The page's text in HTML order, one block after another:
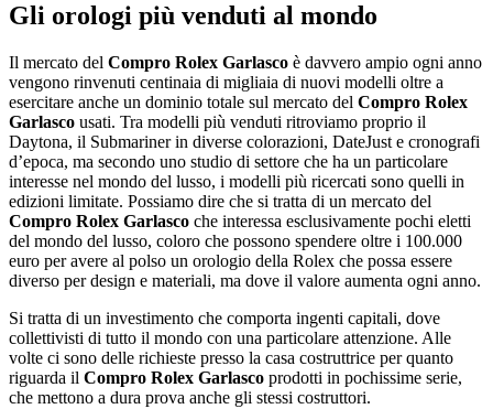
Gli orologi più venduti al mondo
Il mercato del Compro Rolex Garlasco è davvero ampio ogni anno
vengono rinvenuti centinaia di migliaia di nuovi modelli oltre a
esercitare anche un dominio totale sul mercato del Compro Rolex
Garlasco usati. Tra modelli più venduti ritroviamo proprio il
Daytona, il Submariner in diverse colorazioni, DateJust e cronografi
d’epoca, ma secondo uno studio di settore che ha un particolare
interesse nel mondo del lusso, i modelli più ricercati sono quelli in
edizioni limitate. Possiamo dire che si tratta di un mercato del
Compro Rolex Garlasco che interessa esclusivamente pochi eletti
del mondo del lusso, coloro che possono spendere oltre i 100.000
euro per avere al polso un orologio della Rolex che possa essere
diverso per design e materiali, ma dove il valore aumenta ogni anno.
Si tratta di un investimento che comporta ingenti capitali, dove
collettivisti di tutto il mondo con una particolare attenzione. Alle
volte ci sono delle richieste presso la casa costruttrice per quanto
riguarda il Compro Rolex Garlasco prodotti in pochissime serie,
che mettono a dura prova anche gli stessi costruttori.